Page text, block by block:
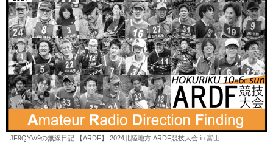
JF9QYV/9の無線日記 【ARDF】 2024北陸地方 ARDF競技大会 in 富山